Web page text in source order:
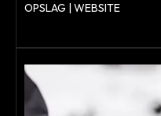
OPSLAG | WEBSITE